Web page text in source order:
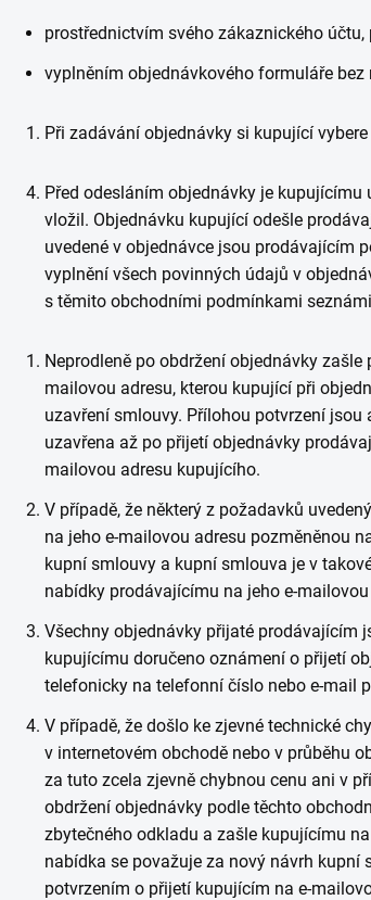
prostřednictvím svého zákaznického
vyplněním objednávkového formuláře bez
Při zadávání objednávky si kupující
Před odesláním objednávky je
vložil. Objednávku kupující odešle
uvedené v objednávce jsou prodávajícím
vyplnění všech povinných údajů v
s těmito obchodními podmínkami
Neprodleně po obdržení objednávky
mailovou adresu, kterou kupující při
uzavření smlouvy. Přílohou potvrzení
uzavřena až po přijetí objednávky
mailovou adresu kupujícího.
V případě, že některý z požadavků
na jeho e-mailovou adresu pozměněnou
kupní smlouvy a kupní smlouva je v
nabídky prodávajícímu na jeho e-
Všechny objednávky přijaté prodávajícím
kupujícímu doručeno oznámení o přijetí
telefonicky na telefonní číslo nebo e-mail
V případě, že došlo ke zjevné technické
v internetovém obchodě nebo v průběhu
za tuto zcela zjevně chybnou cenu ani v
obdržení objednávky podle těchto
zbytečného odkladu a zašle kupujícímu
nabídka se považuje za nový návrh
potvrzením o přijetí kupujícím na e-